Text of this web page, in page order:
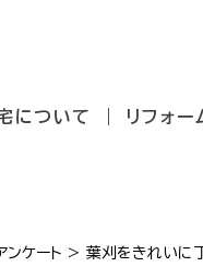
について リフォー
ンケート > 葉刈をきれいに